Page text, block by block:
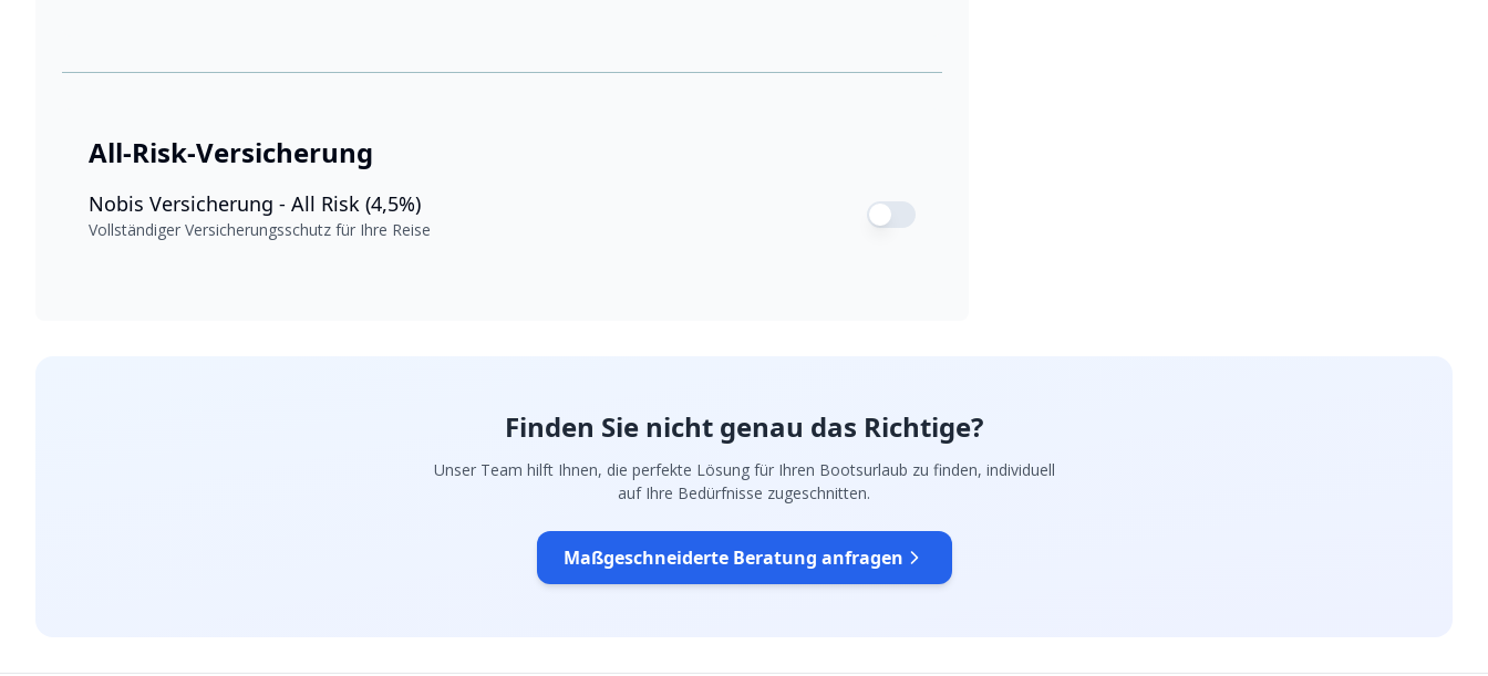
All-Risk-Versicherung
Nobis Versicherung - All Risk (4,5%)
Vollständiger Versicherungsschutz für Ihre Reise
Finden Sie nicht genau das Richtige?
Unser Team hilft Ihnen, die perfekte Lösung für Ihren Bootsurlaub zu finden, individuell
auf Ihre Bedürfnisse zugeschnitten.
Maßgeschneiderte Beratung anfragen